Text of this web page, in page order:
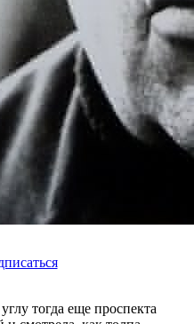
тогда еще проспекта